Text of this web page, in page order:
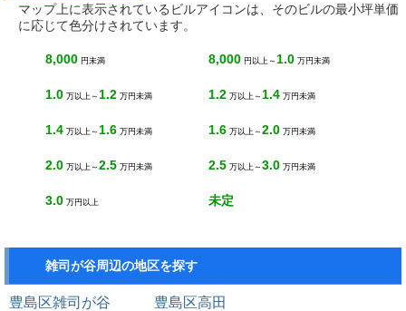
マップ上に表示されているビルアイコンは、そのビルの最小坪単価
に応じて色分けされています。
8,000 円未満 8,000 円以上～ 1.0 万円未満
1.0 万以上～ 1.2 万円未満 1.2 万以上～ 1.4 万円未満
1.4 万以上～ 1.6 万円未満 1.6 万以上～ 2.0 万円未満
2.0 万以上～ 2.5 万円未満 2.5 万以上～ 3.0 万円未満
3.0 万円以上 未定
雑司が谷周辺の地区を探す
豊島区雑司が谷
豊島区高田